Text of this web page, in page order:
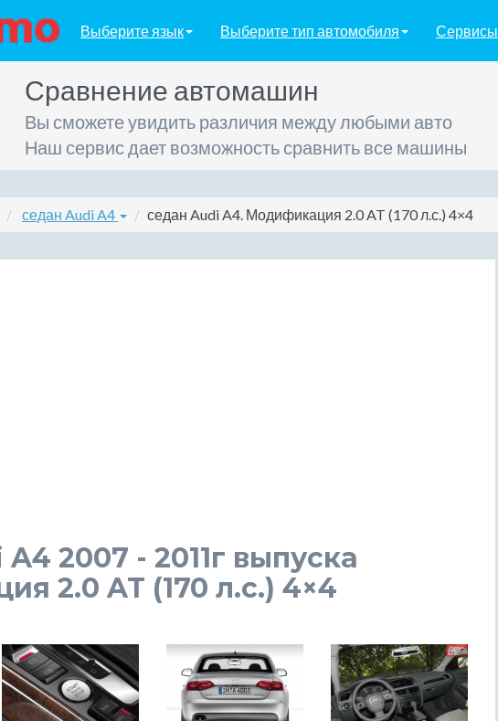
Выберите язык Выберите тип автомобиля Сервисы
Сравнение автомашин
Вы сможете увидить различия между любыми авто
Наш сервис дает возможность сравнить все машины
седан Audi A4 седан Audi A4. Модификация 2.0 AT (170 л.с.) 4×4
2007 - 2011г выпуска
2.0 AT (170 л.с.) 4×4